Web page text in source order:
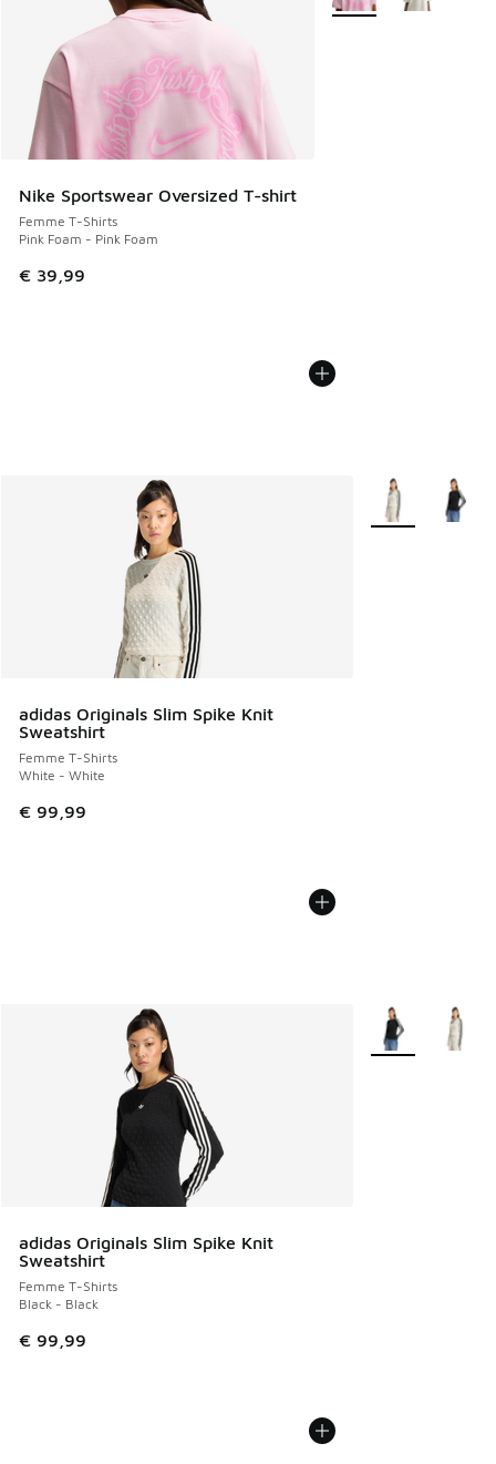
Nike Sportswear Oversized T-shirt
Femme T-Shirts
Pink Foam - Pink Foam
€ 39,99
adidas Originals Slim Spike Knit
Sweatshirt
Femme T-Shirts
White - White
€ 99,99
Plus de couleurs
adidas Originals Slim Spike Knit
Sweatshirt
Femme T-Shirts
Black - Black
€ 99,99
Plus de couleurs